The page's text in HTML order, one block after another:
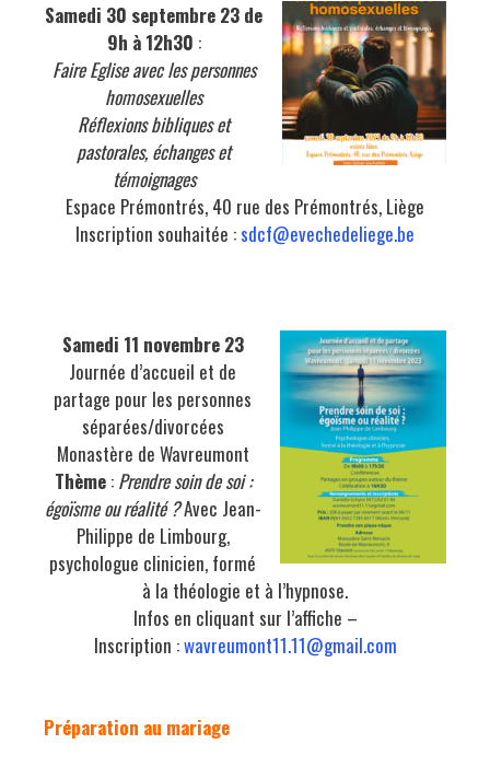
Samedi 30 septembre 23 de
9h à 12h30 :
Faire Eglise avec les personnes
homosexuelles
Réflexions bibliques et
pastorales, échanges et
témoignages
Espace Prémontrés, 40 rue des Prémontrés, Liège
Inscription souhaitée :sdcf@evechedeliege.be
Samedi 11 novembre 23
Journée d’accueil et de
partage pour les personnes
séparées/divorcées
Monastère de Wavreumont
Thème: Prendre soin de soi :
égoïsme ou réalité ?Avec Jean-
Philippe de Limbourg,
psychologue clinicien, formé
à la théologie et à l’hypnose.
Infos en cliquant sur l’affiche –
Inscription :wavreumont11.11@gmail.com
Préparation au mariage